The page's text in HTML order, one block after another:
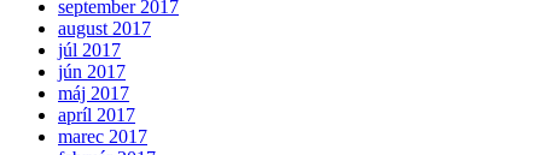
september 2017
august 2017
júl 2017
jún 2017
máj 2017
apríl 2017
marec 2017